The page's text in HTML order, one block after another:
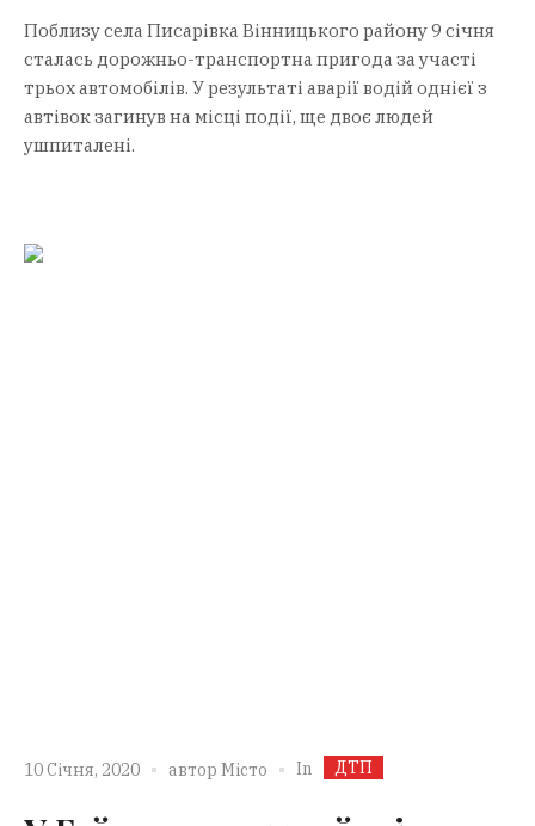
Поблизу села Писарівка Вінницького району 9 січня
сталась дорожньо-транспортна пригода за участі
трьох автомобілів. У результаті аварії водій однієї з
автівок загинув на місці події, ще двоє людей
ушпиталені.
10 Січня, 2020 автор Місто In ДТП